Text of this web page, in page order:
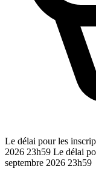
Le délai pour les
2026 23h59 Le délai
septembre 2026 23h59